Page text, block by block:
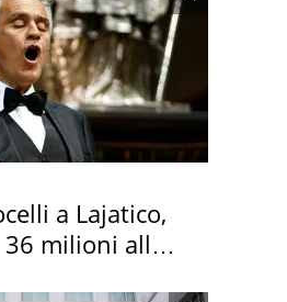
a Lajatico,
milioni alla